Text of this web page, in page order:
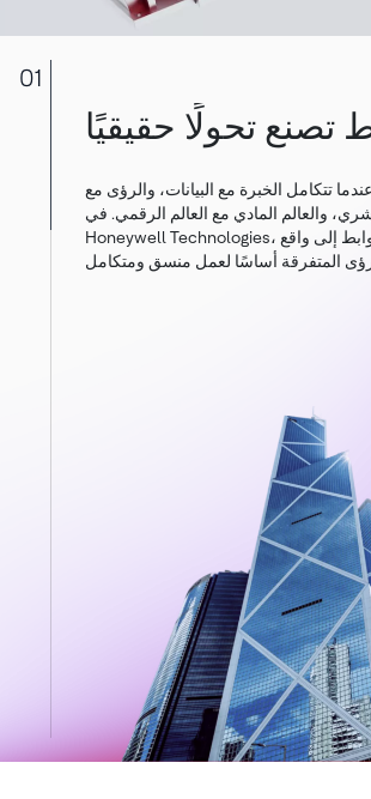
01
تتكامل الخبرة مع البيانات، والرؤى مع
والعالم المادي مع العالم الرقمي. في
Honeywell Technologies، نحوّل هذه الروابط إلى واقع